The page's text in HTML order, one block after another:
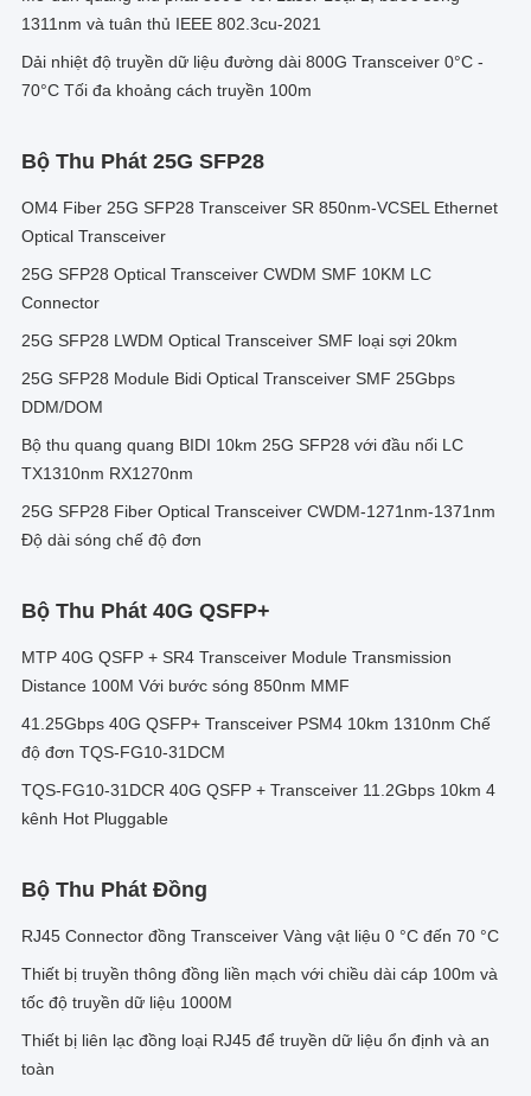
1311nm và tuân thủ IEEE 802.3cu-2021
Dải nhiệt độ truyền dữ liệu đường dài 800G Transceiver 0°C -
70°C Tối đa khoảng cách truyền 100m
Bộ Thu Phát 25G SFP28
OM4 Fiber 25G SFP28 Transceiver SR 850nm-VCSEL Ethernet
Optical Transceiver
25G SFP28 Optical Transceiver CWDM SMF 10KM LC
Connector
25G SFP28 LWDM Optical Transceiver SMF loại sợi 20km
25G SFP28 Module Bidi Optical Transceiver SMF 25Gbps
DDM/DOM
Bộ thu quang quang BIDI 10km 25G SFP28 với đầu nối LC
TX1310nm RX1270nm
25G SFP28 Fiber Optical Transceiver CWDM-1271nm-1371nm
Độ dài sóng chế độ đơn
Bộ Thu Phát 40G QSFP+
MTP 40G QSFP + SR4 Transceiver Module Transmission
Distance 100M Với bước sóng 850nm MMF
41.25Gbps 40G QSFP+ Transceiver PSM4 10km 1310nm Chế
độ đơn TQS-FG10-31DCM
TQS-FG10-31DCR 40G QSFP + Transceiver 11.2Gbps 10km 4
kênh Hot Pluggable
Bộ Thu Phát Đồng
RJ45 Connector đồng Transceiver Vàng vật liệu 0 °C đến 70 °C
Thiết bị truyền thông đồng liền mạch với chiều dài cáp 100m và
tốc độ truyền dữ liệu 1000M
Thiết bị liên lạc đồng loại RJ45 để truyền dữ liệu ổn định và an
toàn